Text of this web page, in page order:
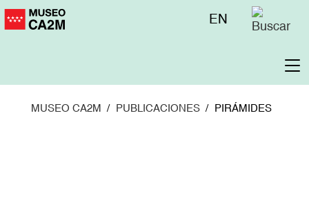
Pasar
Menú
EN
MUSEO CA2M PUBLICACIONES PIRÁMIDES